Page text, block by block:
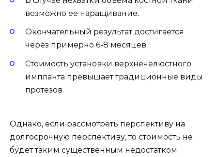
возможно ее наращивание.
Окончательный результат достигается
через примерно 6-8 месяцев.
Стоимость установки верхнечелюстного
импланта превышает традиционные виды
протезов.
Однако, если рассмотреть перспективу на
долгосрочную перспективу, то стоимость не
будет таким существенным недостатком.